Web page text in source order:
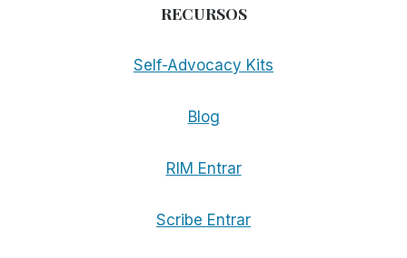
RECURSOS
Self-Advocacy Kits
Blog
RIM Entrar
Scribe Entrar